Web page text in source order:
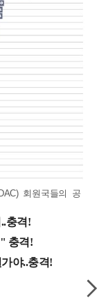
회원국들의 공